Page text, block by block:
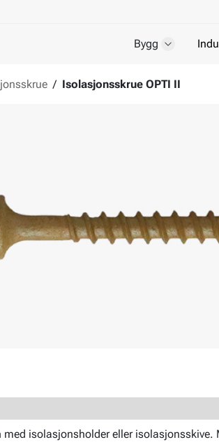
Bygg
/ Isolasjonsskrue OPTI II
med isolasjonsholder eller isolasjonsskive.